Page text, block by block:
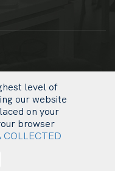
level of
our website
on your
browser
COLLECTED